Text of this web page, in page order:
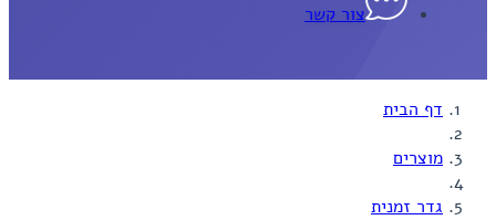
צור קשר
דף הבית
מוצרים
גדר זמנית